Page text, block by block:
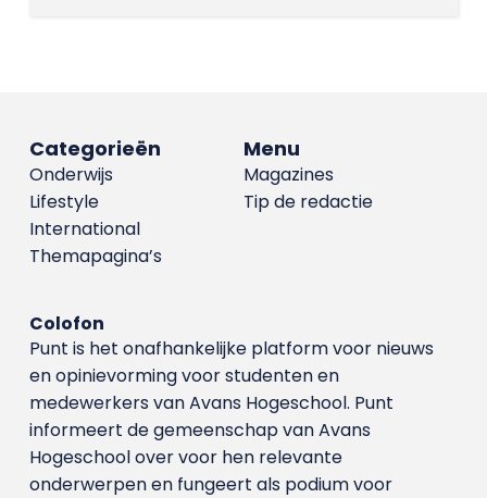
Menu
Magazines
Tip de redactie
Categorieën
Onderwijs
Lifestyle
International
Themapagina’s
Colofon
Punt is het onafhankelijke platform voor nieuws
en opinievorming voor studenten en
medewerkers van Avans Hoge­school. Punt
informeert de gemeenschap van Avans
Hogeschool over voor hen relevante
onderwerpen en fungeert als podium voor